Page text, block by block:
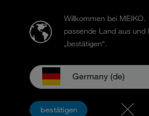
Willkommen bei MEIKO.
passende Land aus und
„bestätigen“.
Germany (de)
bestätigen
工业洗碗机: DV - FV Serie